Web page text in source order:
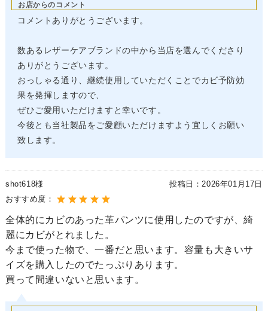
お店からのコメント
コメントありがとうございます。
数あるレザーケアブランドの中から当店を選んでくださり
ありがとうございます。
おっしゃる通り、継続使用していただくことでカビ予防効
果を発揮しますので、
ぜひご愛用いただけますと幸いです。
今後とも当社製品をご愛顧いただけますよう宜しくお願い
致します。
shot618様 投稿日：2026年01月17日
おすすめ度：
全体的にカビのあった革パンツに使用したのですが、綺
麗にカビがとれました。
今まで使った物で、一番だと思います。容量も大きいサ
イズを購入したのでたっぷりあります。
買って間違いないと思います。